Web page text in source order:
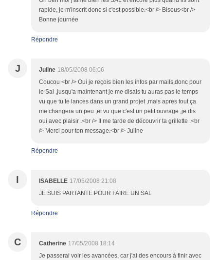
rapide, je m'inscrit donc si c'est possible.<br /> Bisous<br />
Bonne journée
Répondre
J Juline 18/05/2008 06:06
Coucou <br /> Oui je reçois bien les infos par mails,donc pour
le Sal ,jusqu'a maintenant je me disais tu auras pas le temps
vu que tu te lances dans un grand projet ,mais apres tout ça
me changera un peu ,et vu que c'est un petit ouvrage ,je dis
oui avec plaisir .<br /> Il me tarde de découvrir ta grillette .<br
/> Merci pour ton message.<br /> Juline
Répondre
I ISABELLE 17/05/2008 21:08
JE SUIS PARTANTE POUR FAIRE UN SAL
Répondre
C Catherine 17/05/2008 18:14
Je passerai voir les avancées, car j'ai des encours à finir avec